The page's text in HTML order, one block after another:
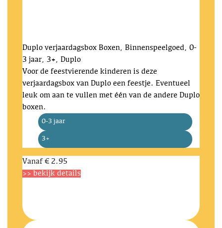
Duplo verjaardagsbox Boxen, Binnenspeelgoed, 0-
3 jaar, 3+, Duplo
Voor de feestvierende kinderen is deze
verjaardagsbox van Duplo een feestje. Eventueel
leuk om aan te vullen met één van de andere Duplo
boxen.
0-3 jaar
3+
Vanaf € 2.95
>> bekijk details